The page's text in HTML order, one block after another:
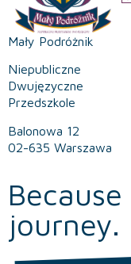
Mały Podróżnik
Niepubliczne
Dwujęzyczne
Przedszkole
Balonowa 12
02-635 Warszawa
journey.